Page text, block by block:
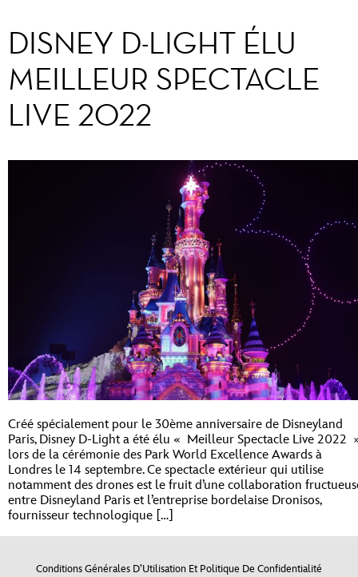
DISNEY D-LIGHT ÉLU
MEILLEUR SPECTACLE
LIVE 2022
Créé spécialement pour le 30ème anniversaire de Disneyland
Paris, Disney D-Light a été élu « Meilleur Spectacle Live 2022
lors de la cérémonie des Park World Excellence Awards à
Londres le 14 septembre. Ce spectacle extérieur qui utilise
notamment des drones est le fruit d’une collaboration
entre Disneyland Paris et l’entreprise bordelaise Dronisos,
fournisseur technologique […]
Conditions Générales D’Utilisation Et Politique De Confidentialité